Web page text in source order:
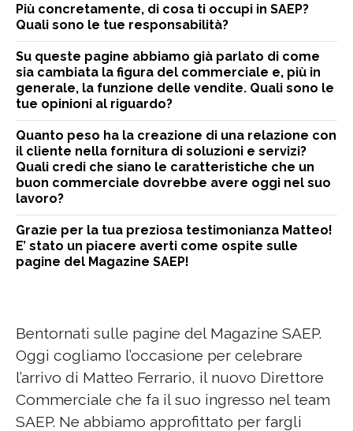
Più concretamente, di cosa ti occupi in SAEP?
Quali sono le tue responsabilità?
Su queste pagine abbiamo già parlato di come
sia cambiata la figura del commerciale e, più in
generale, la funzione delle vendite. Quali sono le
tue opinioni al riguardo?
Quanto peso ha la creazione di una relazione con
il cliente nella fornitura di soluzioni e servizi?
Quali credi che siano le caratteristiche che un
buon commerciale dovrebbe avere oggi nel suo
lavoro?
Grazie per la tua preziosa testimonianza Matteo!
E’ stato un piacere averti come ospite sulle
pagine del Magazine SAEP!
Bentornati sulle pagine del Magazine SAEP.
Oggi cogliamo l’occasione per celebrare
l’arrivo di Matteo Ferrario, il nuovo Direttore
Commerciale che fa il suo ingresso nel team
SAEP. Ne abbiamo approfittato per fargli